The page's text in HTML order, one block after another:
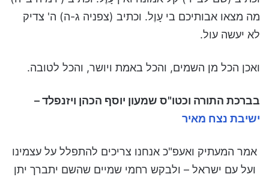
מה מצאו אבותיכם בי עָוֶל. וכתיב (צפניה ג-ה) ה' צדיק
לא יעשה עול.
ואכן הכל מן השמים, והכל באמת ויושר, והכל לטובה.
בברכת התורה וכטו"ס שמעון יוסף הכהן ויזנפלד –
ישיבת נצח מאיר
אמר המעתיק ואעפ"כ אנחנו צריכים להתפלל על עצמינו
ועל עם ישראל – ולבקש רחמי שמיים שהשם יתברך יתן